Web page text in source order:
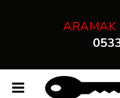
ARAMAK
Adana